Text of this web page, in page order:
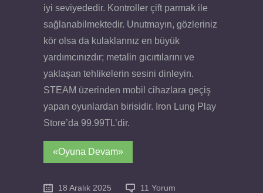
iyi seviyededir. Kontroller çift parmak ile
sağlanabilmektedir. Unutmayın, gözleriniz
kör olsa da kulaklarınız en büyük
yardımcınızdır; metalin gıcırtılarını ve
yaklaşan tehlikelerin sesini dinleyin.
STEAM üzerinden mobil cihazlara geçiş
yapan oyunlardan birisidir. Iron Lung Play
Store’da 99.99TL’dir.
«Oyuna Devam»
18 Aralık 2025
11 Yorum